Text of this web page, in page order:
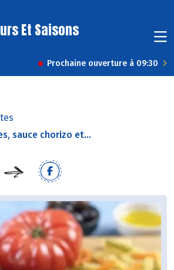
Et Saisons
Prochaine ouverture à 09:30
sauce chorizo et...